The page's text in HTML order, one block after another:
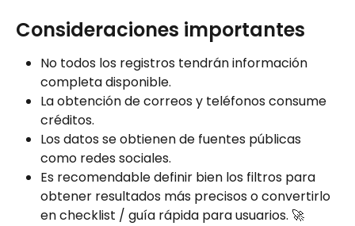
Consideraciones importantes
No todos los registros tendrán información
completa disponible.
La obtención de correos y teléfonos consume
créditos.
Los datos se obtienen de fuentes públicas
como redes sociales.
Es recomendable definir bien los filtros para
obtener resultados más precisos o convertirlo
en checklist / guía rápida para usuarios. 🚀